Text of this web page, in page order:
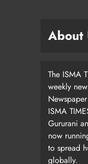
About
The ISMA
weekly
ISMA
Gururani
now
to spread
globally.